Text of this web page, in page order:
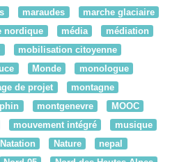
maraudes
marche glaciaire
nordique média
médiation
mobilisation citoyenne
Monde
monologue
de projet
montagne
montgenevre
MOOC
mouvement intégré
musique
Natation Nature
nepal